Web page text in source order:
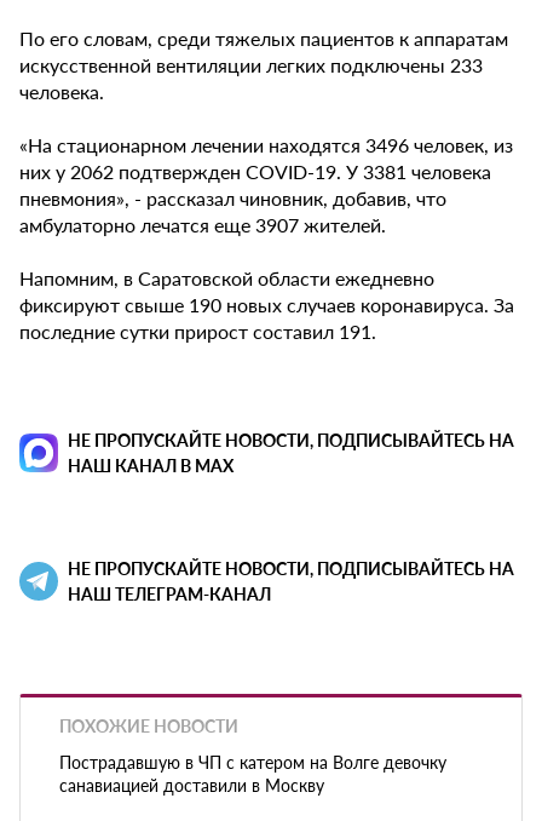
По его словам, среди тяжелых пациентов к аппаратам
искусственной вентиляции легких подключены 233
человека.
«На стационарном лечении находятся 3496 человек, из
них у 2062 подтвержден COVID-19. У 3381 человека
пневмония», - рассказал чиновник, добавив, что
амбулаторно лечатся еще 3907 жителей.
Напомним, в Саратовской области ежедневно
фиксируют свыше 190 новых случаев коронавируса. За
последние сутки прирост составил 191.
НЕ ПРОПУСКАЙТЕ НОВОСТИ, ПОДПИСЫВАЙТЕСЬ НА
НАШ КАНАЛ В MAX
НЕ ПРОПУСКАЙТЕ НОВОСТИ, ПОДПИСЫВАЙТЕСЬ НА
НАШ ТЕЛЕГРАМ-КАНАЛ
ПОХОЖИЕ НОВОСТИ
Пострадавшую в ЧП с катером на Волге девочку
санавиацией доставили в Москву